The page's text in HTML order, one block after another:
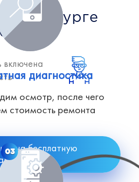
включена
на бесплатную
диагностика
осмотр, после чего
стоимость ремонта
03